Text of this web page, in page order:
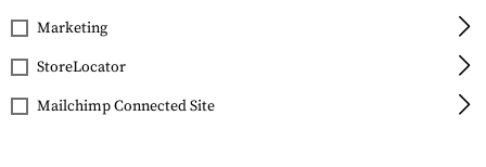
Marketing
StoreLocator
Mailchimp Connected Site